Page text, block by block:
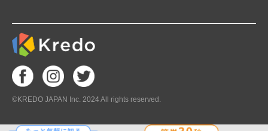
©KREDO JAPAN Inc. 2024 All rights reserved.